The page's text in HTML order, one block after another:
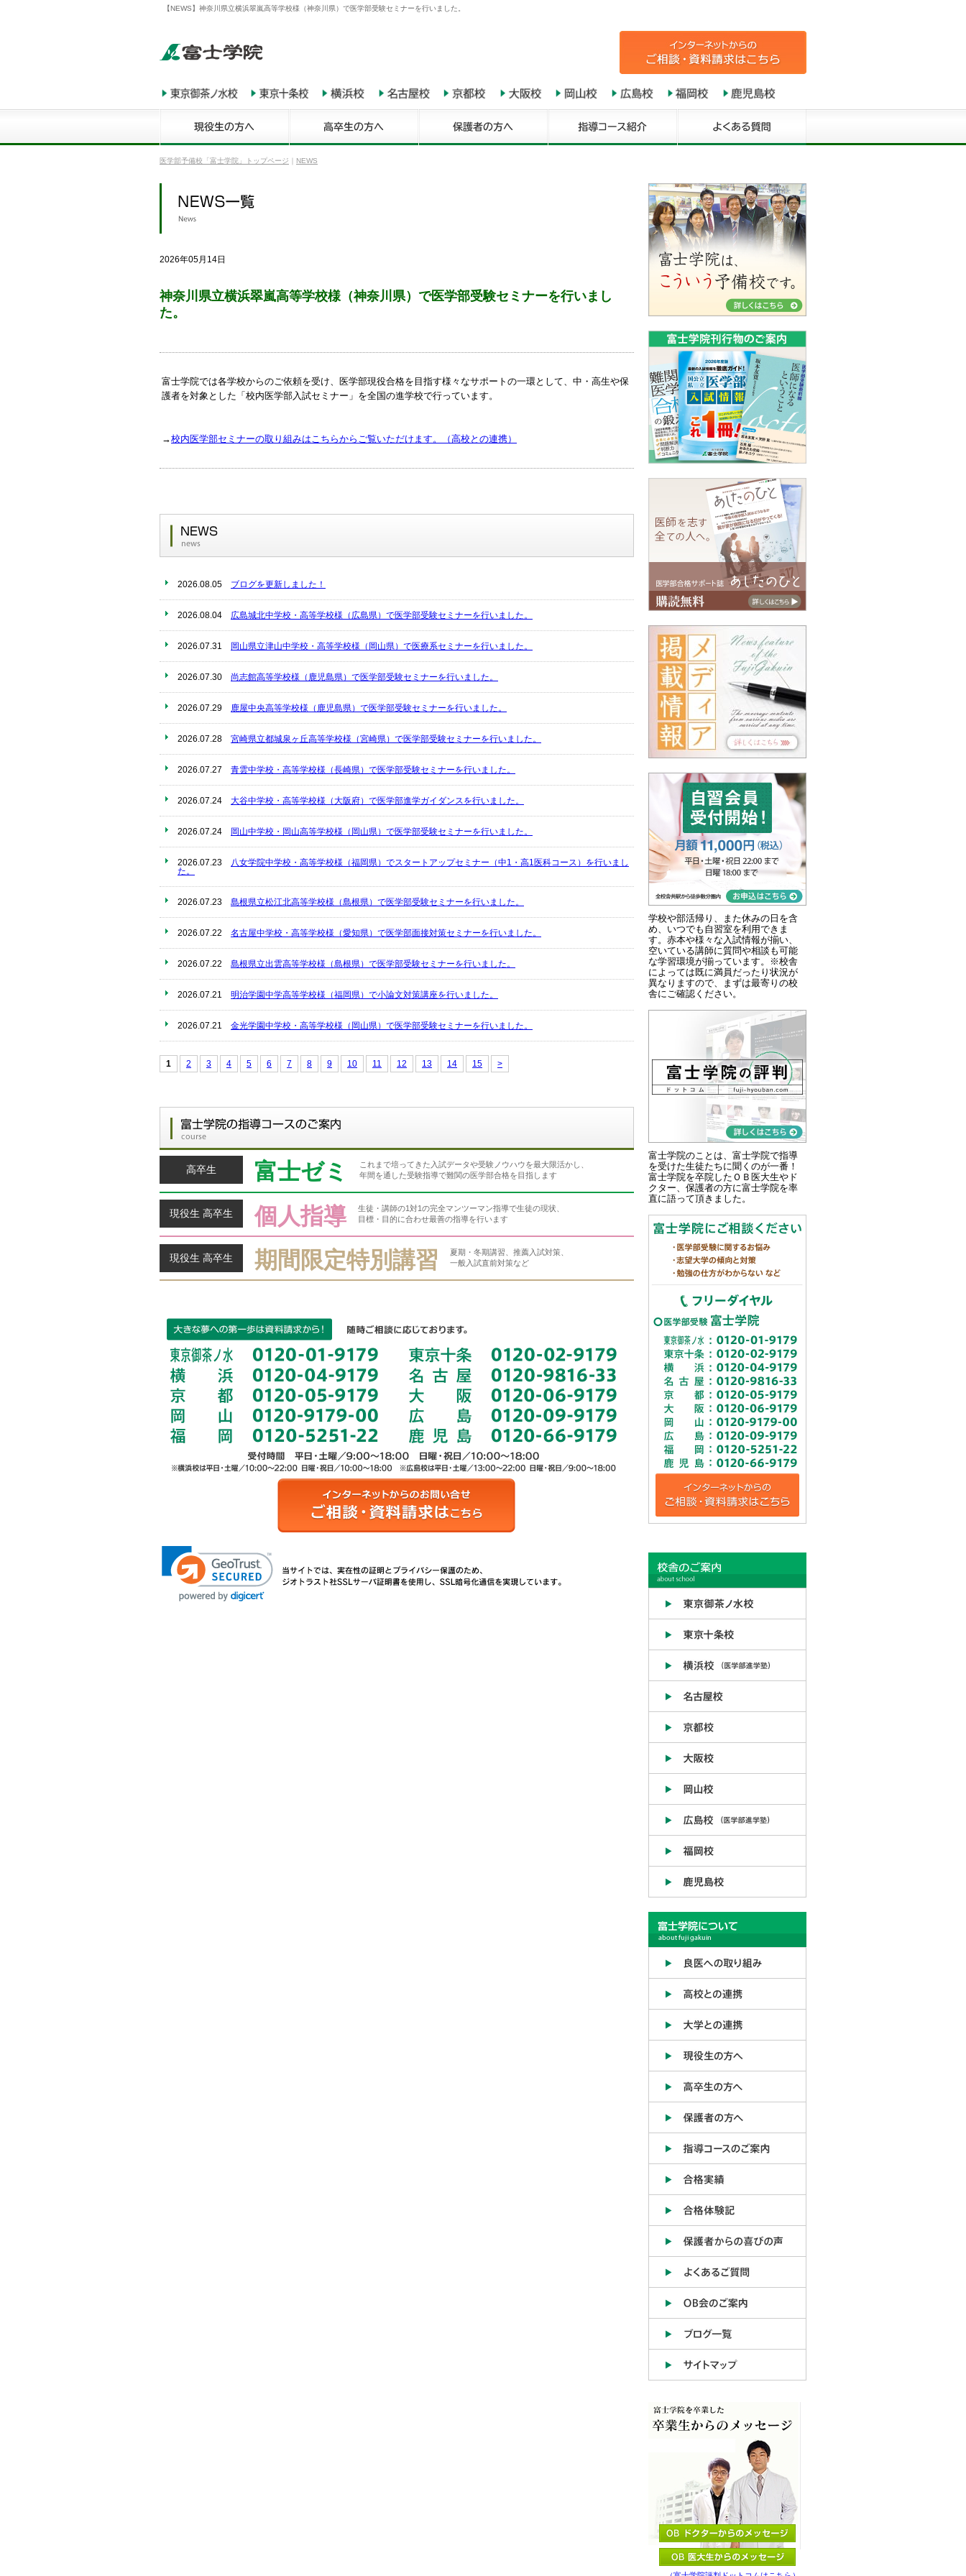
【NEWS】神奈川県立横浜翠嵐高等学校様（神奈川県）で医学部受験セミナーを行いました。
医学部予備校「富士学院」トップページ NEWS
2026年05月14日
神奈川県立横浜翠嵐高等学校様（神奈川県）で医学部受験セミナーを行いまし
た。
富士学院では各学校からのご依頼を受け、医学部現役合格を目指す様々なサポートの一環として、中・高生や保
護者を対象とした「校内医学部入試セミナー」を全国の進学校で行っています。
→校内医学部セミナーの取り組みはこちらからご覧いただけます。（高校との連携）
2026.08.05 ブログを更新しました！
2026.08.04 広島城北中学校・高等学校様（広島県）で医学部受験セミナーを行いました。
2026.07.31 岡山県立津山中学校・高等学校様（岡山県）で医療系セミナーを行いました。
2026.07.30 尚志館高等学校様（鹿児島県）で医学部受験セミナーを行いました。
2026.07.29 鹿屋中央高等学校様（鹿児島県）で医学部受験セミナーを行いました。
2026.07.28 宮崎県立都城泉ヶ丘高等学校様（宮崎県）で医学部受験セミナーを行いました。
2026.07.27 青雲中学校・高等学校様（長崎県）で医学部受験セミナーを行いました。
2026.07.24 大谷中学校・高等学校様（大阪府）で医学部進学ガイダンスを行いました。
2026.07.24 岡山中学校・岡山高等学校様（岡山県）で医学部受験セミナーを行いました。
2026.07.23 八女学院中学校・高等学校様（福岡県）でスタートアップセミナー（中1・高1医科コース）を行いまし
た。
2026.07.23 島根県立松江北高等学校様（島根県）で医学部受験セミナーを行いました。
2026.07.22 名古屋中学校・高等学校様（愛知県）で医学部面接対策セミナーを行いました。
2026.07.22 島根県立出雲高等学校様（島根県）で医学部受験セミナーを行いました。
2026.07.21 明治学園中学高等学校様（福岡県）で小論文対策講座を行いました。
2026.07.21 金光学園中学校・高等学校様（岡山県）で医学部受験セミナーを行いました。
1 2 3 4 5 6 7 8 9 10 11 12 13 14 15 >
高卒生 富士ゼミ
これまで培ってきた入試データや受験ノウハウを最大限活かし、
年間を通した受験指導で難関の医学部合格を目指します
現役生 高卒生 個人指導
生徒・講師の1対1の完全マンツーマン指導で生徒の現状、
目標・目的に合わせ最善の指導を行います
現役生 高卒生 期間限定特別講習
夏期・冬期講習、推薦入試対策、
一般入試直前対策など
学校や部活帰り、また休みの日を含
め、いつでも自習室を利用できま
す。赤本や様々な入試情報が揃い、
空いている講師に質問や相談も可能
な学習環境が揃っています。※校舎
によっては既に満員だったり状況が
異なりますので、まずは最寄りの校
舎にご確認ください。
富士学院のことは、富士学院で指導
を受けた生徒たちに聞くのが一番！
富士学院を卒院したＯＢ医大生やド
クター、保護者の方に富士学院を率
直に語って頂きました。